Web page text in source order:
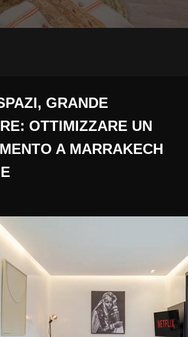
GRANDE
OTTIMIZZARE UN
A MARRAKECH